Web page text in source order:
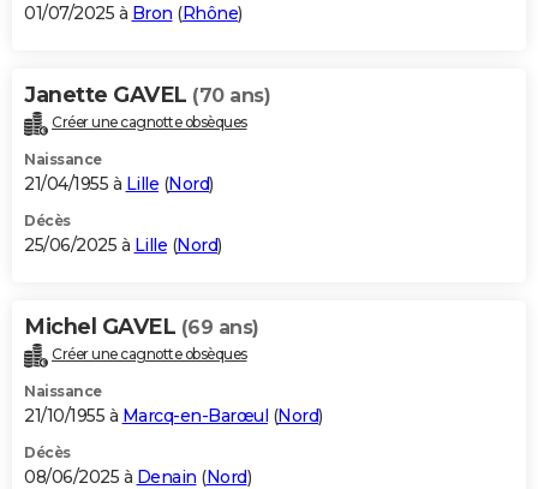
01/07/2025 à Bron (Rhône)
Janette GAVEL (70 ans)
Créer une cagnotte obsèques
Naissance
21/04/1955 à Lille (Nord)
Décès
25/06/2025 à Lille (Nord)
Michel GAVEL (69 ans)
Créer une cagnotte obsèques
Naissance
21/10/1955 à Marcq-en-Barœul (Nord)
Décès
08/06/2025 à Denain (Nord)